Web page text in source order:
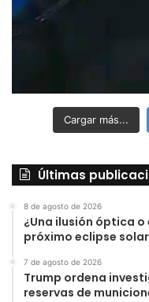
Cargar más...
Últimas
8 de agosto de 2026
¿Una ilusión óptica o
próximo eclipse solar
7 de agosto de 2026
Trump ordena
reservas de